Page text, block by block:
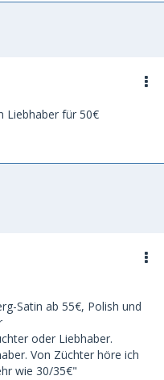
Liebhaber für 50€
Satin ab 55€, Polish und
oder Liebhaber.
Von Züchter höre ich
wie 30/35€"